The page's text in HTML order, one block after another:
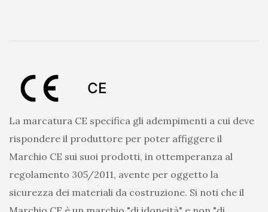
CE
La marcatura CE specifica gli adempimenti a cui deve
rispondere il produttore per poter affiggere il
Marchio CE sui suoi prodotti, in ottemperanza al
regolamento 305/2011, avente per oggetto la
sicurezza dei materiali da costruzione. Si noti che il